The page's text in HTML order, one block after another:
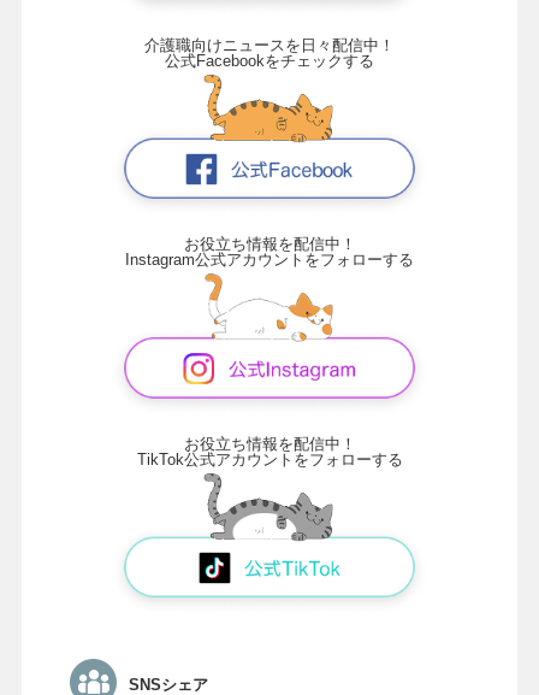
介護職向けニュースを日々配信中！
公式Facebookをチェックする
お役立ち情報を配信中！
Instagram公式アカウントをフォローする
お役立ち情報を配信中！
TikTok公式アカウントをフォローする
SNSシェア